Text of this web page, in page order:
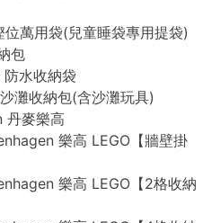
萬用袋(兒童睡袋專用提袋)
包
水收納袋
灘收納包(含沙灘玩具)
丹麥樂高
樂高 LEGO【牆壁掛
樂高 LEGO【2格收納